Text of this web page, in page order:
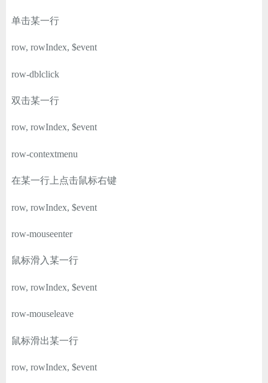
单击某一行
row, rowIndex, $event
row-dblclick
双击某一行
row, rowIndex, $event
row-contextmenu
在某一行上点击鼠标右键
row, rowIndex, $event
row-mouseenter
鼠标滑入某一行
row, rowIndex, $event
row-mouseleave
鼠标滑出某一行
row, rowIndex, $event